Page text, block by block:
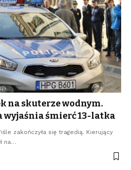
na skuterze wodnym.
wyjaśnia śmierć 13-latka
zakończyła się tragedią. Kierujący
na…